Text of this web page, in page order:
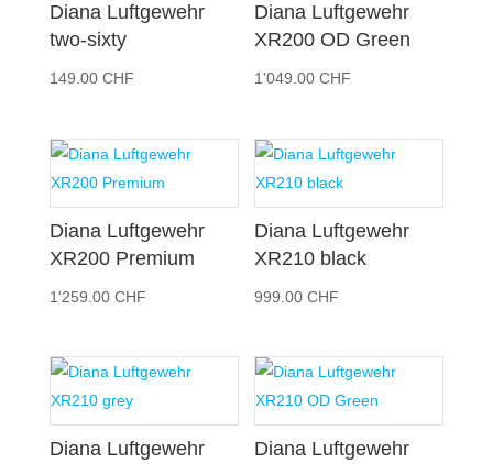
Diana Luftgewehr
two-sixty
149.00 CHF
Diana Luftgewehr
XR200 OD Green
1'049.00CHF
Diana Luftgewehr
XR200 Premium
1'259.00 CHF
Diana Luftgewehr
XR210 black
999.00CHF
Diana Luftgewehr
Diana Luftgewehr